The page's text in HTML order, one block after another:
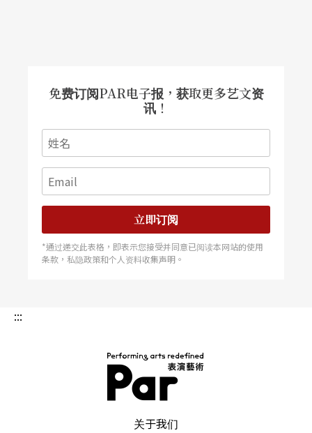
琴与「盲眼乐师」、「流浪乐师」等社会边缘人的
形象连结。无法进入学院般的殿堂，却也流浪在街
头找到自己的一片天。
接触门槛高
在台湾手风琴界被视为大师的陈汉彬老师，就是这
样一位全才型的乐师。从小自学手风琴，还精通西
汉彬老师四处演奏的第一选择。从那卡西到欧洲民
谣，任何曲目都难不倒他，但在推广手风琴上，却
成了个大难题。即便现在社会已不再将手风琴乐师
视为不务正业的边缘人，却还未能得到学院认同。
没有系统化的教材，没有给专业演奏者的表演机
免费订阅PAR电子报，获取更多艺文资
讯！
立即订阅
*通过递交此表格，即表示您接受并同意已阅读本网站的使用
条款，私隐政策和个人资料收集声明。
:::
关于我们